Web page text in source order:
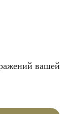
вашей